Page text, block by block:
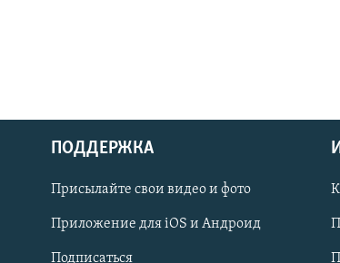
Українською
Qırımtatar
ПОДДЕРЖКА
Присылайте свои видео и фото
Приложение для iOS и Андроид
Подписаться